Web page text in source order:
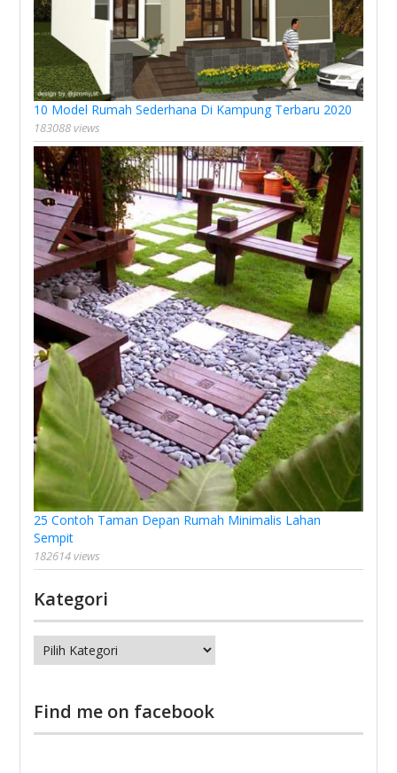
10 Model Rumah Sederhana Di Kampung Terbaru 2020
183088 views
25 Contoh Taman Depan Rumah Minimalis Lahan
Sempit
182614 views
Kategori
Kategori
Find me on facebook